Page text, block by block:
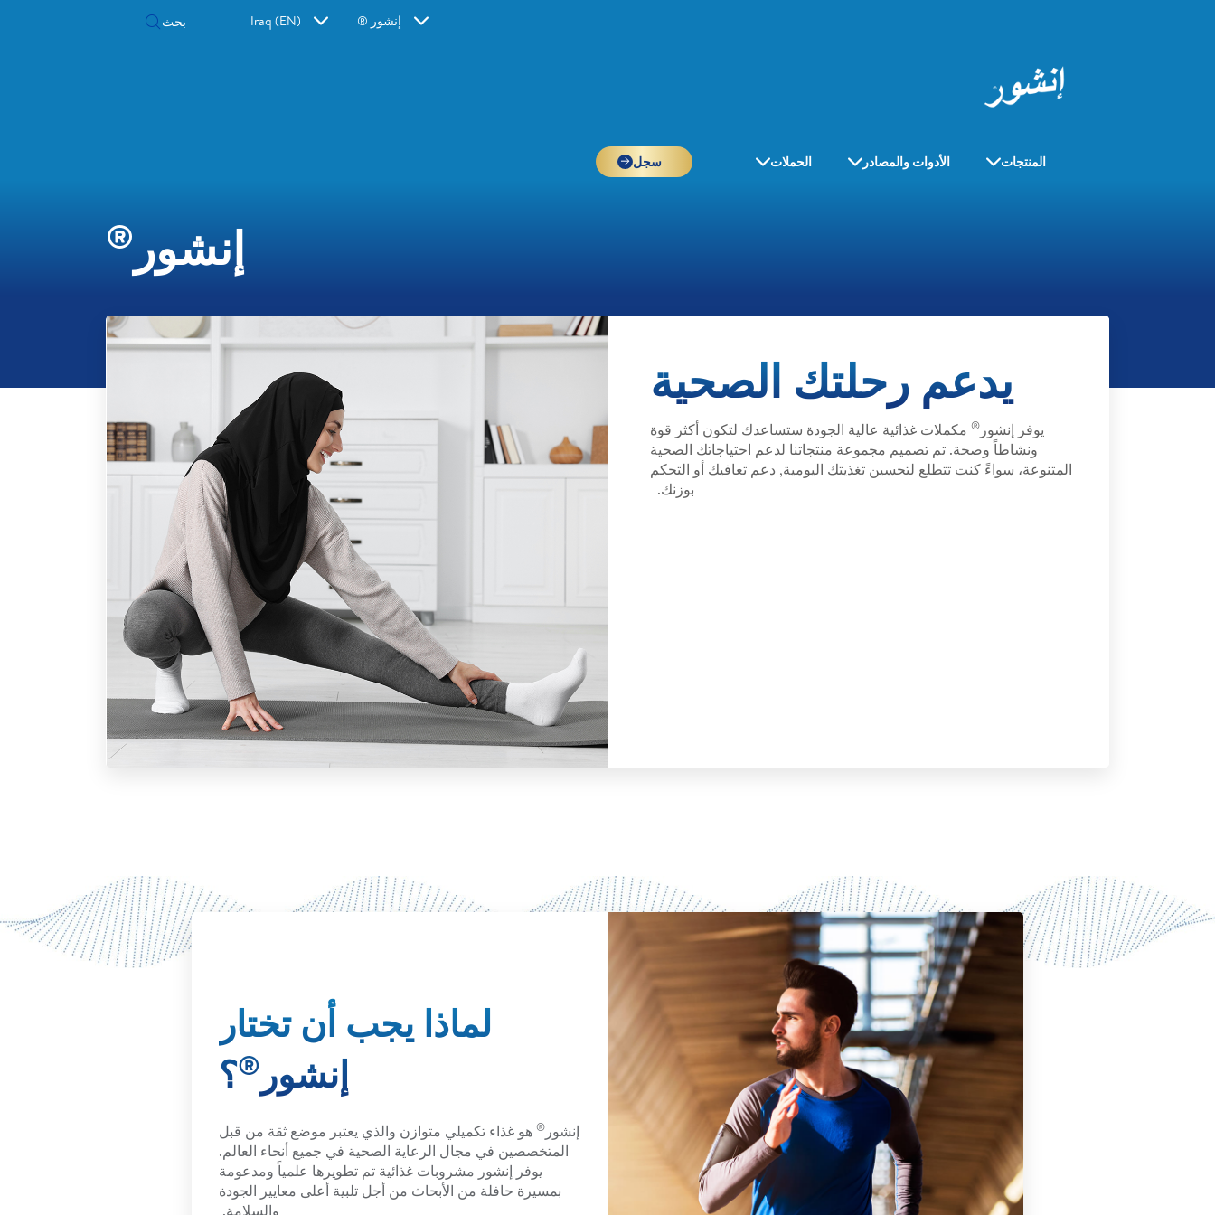
إنشور ® Iraq (EN)
المنتجات الأدوات والمصادر الحملات سجل
إنشور ®
يدعم رحلتك الصحية
يوفر إنشور ® مكملات غذائية عالية الجودة ستساعدك لتكون أكثر قوة
ونشاطاً وصحة. تم تصميم مجموعة منتجاتنا لدعم احتياجاتك الصحية
المتنوعة، سواءً كنت تتطلع لتحسين تغذيتك اليومية, دعم تعافيك أو التحكم
بوزنك.
لماذا يجب أن تختار
إنشور ®؟
إنشور ® هو غذاء تكميلي متوازن والذي يعتبر موضع ثقة من قبل
المتخصصين في مجال الرعاية الصحية في جميع أنحاء العالم.
يوفر إنشور مشروبات غذائية تم تطويرها علمياً ومدعومة
بمسيرة حافلة من الأبحاث من أجل تلبية أعلى معايير الجودة
والسلامة.